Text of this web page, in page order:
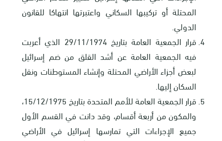
المحتلة أو تركيبها السكاني واعتبرتها انتهاكا للقانون
الدولي.
قرار الجمعية العامة بتاريخ 29/11/1974 الذي أعربت
فيه الجمعية العامة عن أشد القلق من ضم إسرائيل
لبعض أجزاء الأراضي المحتلة وإنشاء المستوطنات ونقل
السكان إليها.
قرار الجمعية العامة للأمم المتحدة بتاريخ 15/12/1975،
والمكون من أربعة أقسام، وقد دانت في القسم الأول
جميع الإجراءات التي تمارسها إسرائيل في الأراضي